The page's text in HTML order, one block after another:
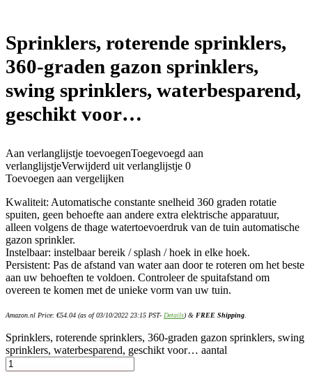
Sprinklers, roterende sprinklers,
360-graden gazon sprinklers,
swing sprinklers, waterbesparend,
geschikt voor…
Aan verlanglijstje toevoegenToegevoegd aan
verlanglijstjeVerwijderd uit verlanglijstje 0
Toevoegen aan vergelijken
Kwaliteit: Automatische constante snelheid 360 graden rotatie
spuiten, geen behoefte aan andere extra elektrische apparatuur,
alleen volgens de thage watertoevoerdruk van de tuin automatische
gazon sprinkler.
Instelbaar: instelbaar bereik / splash / hoek in elke hoek.
Persistent: Pas de afstand van water aan door te roteren om het beste
aan uw behoeften te voldoen. Controleer de spuitafstand om
overeen te komen met de unieke vorm van uw tuin.
Amazon.nl Price: €54.04 (as of 03/10/2022 23:15 PST- Details) & FREE Shipping
Sprinklers, roterende sprinklers, 360-graden gazon sprinklers, swing
sprinklers, waterbesparend, geschikt voor… aantal